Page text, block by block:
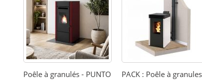
Poêle à granulés - PUNTO
PACK : Poêle à granules